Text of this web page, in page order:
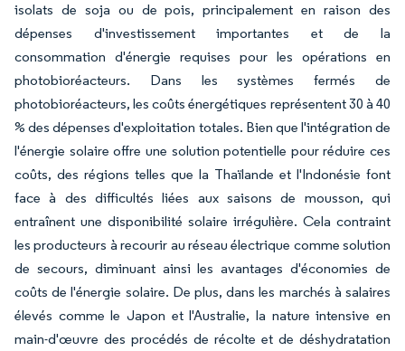
isolats de soja ou de pois, principalement en raison des
dépenses d'investissement importantes et de la
consommation d'énergie requises pour les opérations en
photobioréacteurs. Dans les systèmes fermés de
photobioréacteurs, les coûts énergétiques représentent 30 à 40
% des dépenses d'exploitation totales. Bien que l'intégration de
l'énergie solaire offre une solution potentielle pour réduire ces
coûts, des régions telles que la Thaïlande et l'Indonésie font
face à des difficultés liées aux saisons de mousson, qui
entraînent une disponibilité solaire irrégulière. Cela contraint
les producteurs à recourir au réseau électrique comme solution
de secours, diminuant ainsi les avantages d'économies de
coûts de l'énergie solaire. De plus, dans les marchés à salaires
élevés comme le Japon et l'Australie, la nature intensive en
main-d'œuvre des procédés de récolte et de déshydratation